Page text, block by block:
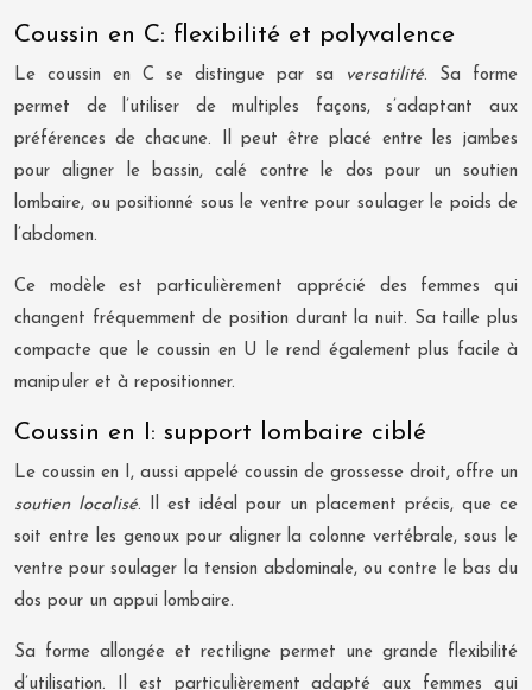
Coussin en C: flexibilité et polyvalence
Le coussin en C se distingue par sa versatilité. Sa forme
permet de l’utiliser de multiples façons, s’adaptant aux
préférences de chacune. Il peut être placé entre les jambes
pour aligner le bassin, calé contre le dos pour un soutien
lombaire, ou positionné sous le ventre pour soulager le poids de
l’abdomen.
Ce modèle est particulièrement apprécié des femmes qui
changent fréquemment de position durant la nuit. Sa taille plus
compacte que le coussin en U le rend également plus facile à
manipuler et à repositionner.
Coussin en I: support lombaire ciblé
Le coussin en I, aussi appelé coussin de grossesse droit, offre un
soutien localisé. Il est idéal pour un placement précis, que ce
soit entre les genoux pour aligner la colonne vertébrale, sous le
ventre pour soulager la tension abdominale, ou contre le bas du
dos pour un appui lombaire.
Sa forme allongée et rectiligne permet une grande flexibilité
d’utilisation. Il est particulièrement adapté aux femmes qui